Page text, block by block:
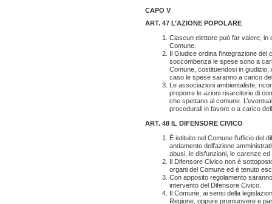
CAPO V
ART. 47 L’AZIONE POPOLARE
Ciascun elettore può far valere, in
Comune.
Il Giudice ordina l’integrazione
soccombenza le spese sono a
Comune, costituendosi in giudizio,
caso le spese saranno a carico
Le associazioni ambientaliste,
proporre le azioni risarcitorie di
che spettano al comune.
procedurali in favore o a carico
ART. 48 IL DIFENSORE CIVICO
È istituito nel Comune l’ufficio del
andamento dell’azione
abusi, le disfunzioni, le carenze ed
Il Difensore Civico non è
organi del Comune ed è tenuto
Con apposito regolamento
intervento del Difensore Civico.
Il Comune, ai sensi della
Regione, oppure promuovere e